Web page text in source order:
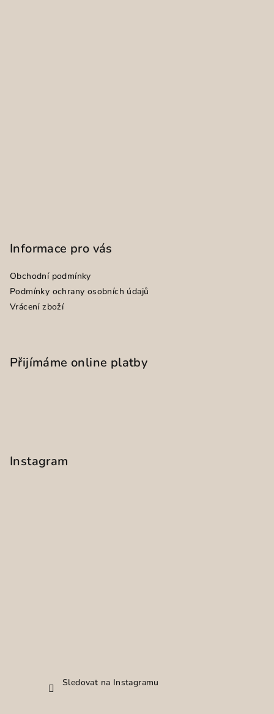
Informace pro vás
Obchodní podmínky
Podmínky ochrany osobních údajů
Vrácení zboží
Přijímáme online platby
Instagram
Sledovat na Instagramu